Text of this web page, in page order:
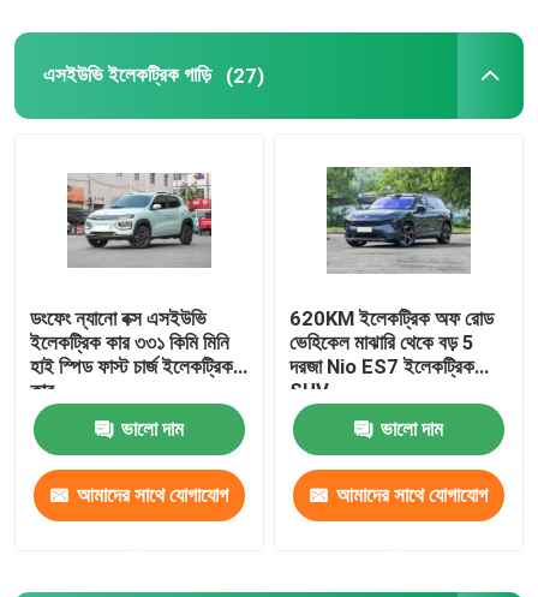
BYD নতুন শক্তি যানবাহন
AION EV গাড়ি
EV বিলাসবহুল গাড়ি
বৈদ্যুতিক কার্গো ট্রাইসাইকেল
জ্বালানি চালিত গাড়ি
এসইউভি ইলেকট্রিক গাড়ি (27)
ডংফেং ন্যানো বক্স এসইউভি
ইলেকট্রিক কার ৩৩১ কিমি মিনি
হাই স্পিড ফাস্ট চার্জ ইলেকট্রিক
কার
ভালো দাম
আমাদের সাথে যোগাযোগ
620KM ইলেকট্রিক অফ রোড
ভেহিকেল মাঝারি থেকে বড় 5
দরজা Nio ES7 ইলেকট্রিক
SUV
ভালো দাম
আমাদের সাথে যোগাযোগ